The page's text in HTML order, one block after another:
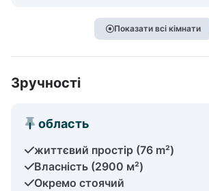
Показати всі кімнати
Зручності
область
життєвий простір (76 m²)
Власність (2900 м²)
Окремо стоячий